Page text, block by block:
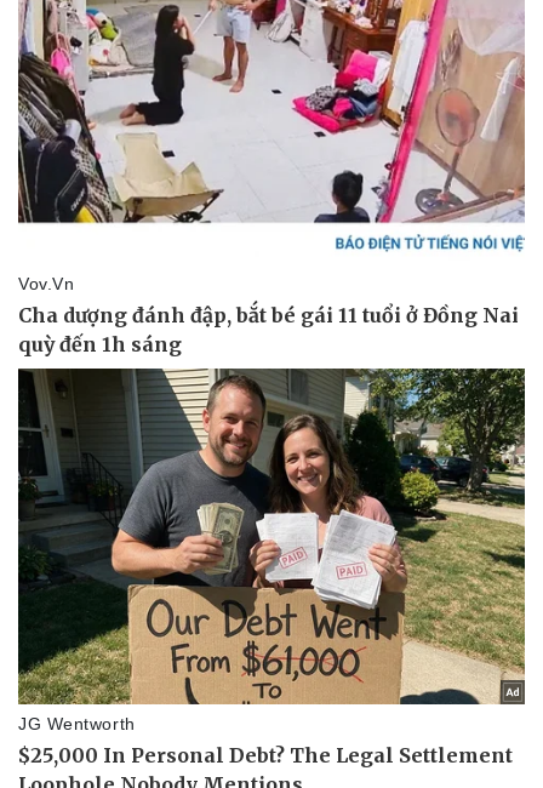
Kinh tế
Bất động sản
Khởi nghiệp
Thị trường
Giá vàng
Tiêu dùng
Tỷ giá
Chứng khoán
Giá cà phê